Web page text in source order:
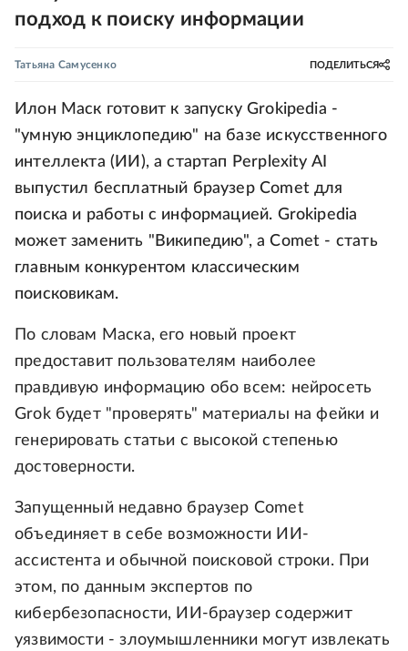
подход к поиску информации
Татьяна Самусенко ПОДЕЛИТЬСЯ
Илон Маск готовит к запуску Grokipedia -
"умную энциклопедию" на базе искусственного
интеллекта (ИИ), а стартап Perplexity AI
выпустил бесплатный браузер Comet для
поиска и работы с информацией. Grokipedia
может заменить "Википедию", а Comet - стать
главным конкурентом классическим
поисковикам.
По словам Маска, его новый проект
предоставит пользователям наиболее
правдивую информацию обо всем: нейросеть
Grok будет "проверять" материалы на фейки и
генерировать статьи с высокой степенью
достоверности.
Запущенный недавно браузер Comet
объединяет в себе возможности ИИ-
ассистента и обычной поисковой строки. При
этом, по данным экспертов по
кибербезопасности, ИИ-браузер содержит
уязвимости - злоумышленники могут извлекать